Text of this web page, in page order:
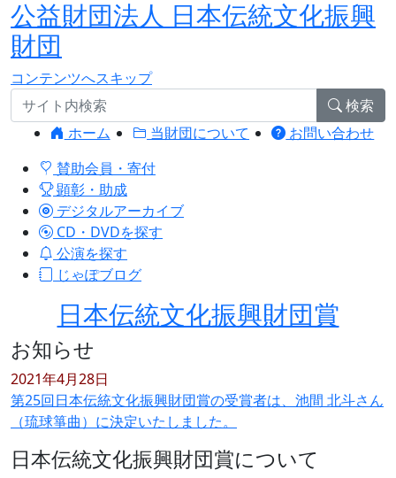
公益財団法人 日本伝統文化振興
財団
コンテンツへスキップ
検索
ホーム
当財団について
お問い合わせ
賛助会員・寄付
顕彰・助成
デジタルアーカイブ
CD・DVDを探す
公演を探す
じゃぽブログ
日本伝統文化振興財団賞
お知らせ
2021年4月28日
第25回日本伝統文化振興財団賞の受賞者は、池間 北斗さん
（琉球箏曲）に決定いたしました。
日本伝統文化振興財団賞について